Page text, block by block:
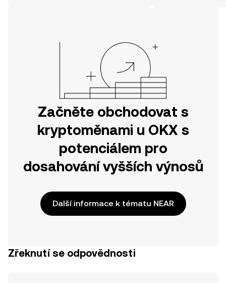
Začněte obchodovat s
kryptoměnami u OKX s
potenciálem pro
dosahování vyšších výnosů
Další informace k tématu NEAR
Zřeknutí se odpovědnosti